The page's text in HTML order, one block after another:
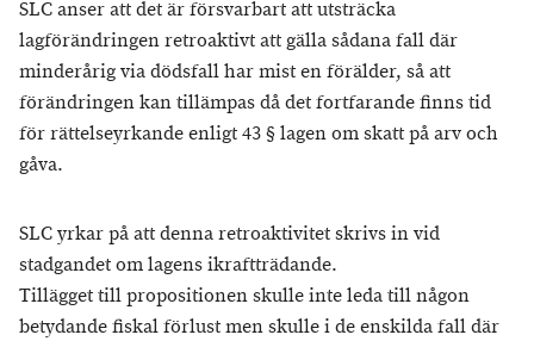
SLC anser att det är försvarbart att utsträcka
lagförändringen retroaktivt att gälla sådana fall där
minderårig via dödsfall har mist en förälder, så att
förändringen kan tillämpas då det fortfarande finns tid
för rättelseyrkande enligt 43 § lagen om skatt på arv och
gåva.
SLC yrkar på att denna retroaktivitet skrivs in vid
stadgandet om lagens ikraftträdande.
Tillägget till propositionen skulle inte leda till någon
betydande fiskal förlust men skulle i de enskilda fall där